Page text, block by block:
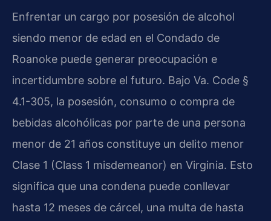
Enfrentar un cargo por posesión de alcohol
siendo menor de edad en el Condado de
Roanoke puede generar preocupación e
incertidumbre sobre el futuro. Bajo Va. Code §
4.1-305, la posesión, consumo o compra de
bebidas alcohólicas por parte de una persona
menor de 21 años constituye un delito menor
Clase 1 (Class 1 misdemeanor) en Virginia. Esto
significa que una condena puede conllevar
hasta 12 meses de cárcel, una multa de hasta